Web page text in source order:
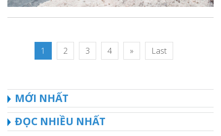
1 2 3 4 » Last
MỚI NHẤT
ĐỌC NHIỀU NHẤT